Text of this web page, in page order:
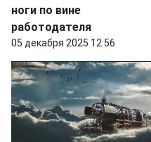
ноги по вине
работодателя
05 декабря 2025 12:56